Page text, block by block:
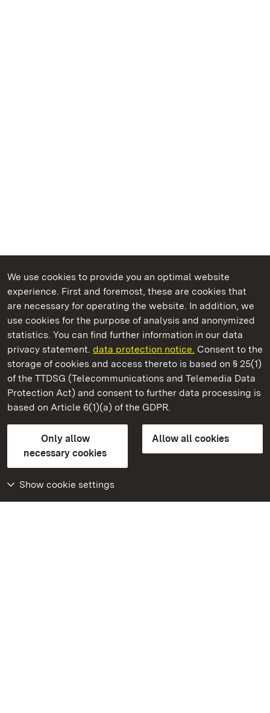
We use cookies to provide you an optimal website
experience. First and foremost, these are cookies that
are necessary for operating the website. In addition, we
use cookies for the purpose of analysis and anonymized
statistics. You can find further information in our data
privacy statement. data protection notice. Consent to the
storage of cookies and access thereto is based on § 25(1)
of the TTDSG (Telecommunications and Telemedia Data
Protection Act) and consent to further data processing is
based on Article 6(1)(a) of the GDPR.
Only allow
necessary cookies
Allow all cookies
Show cookie settings
State Palaces and Gardens of Baden-Wuerttemberg
Staatliche Schlösser und Gärten Baden‑Württemberg
State Palaces and Gardens of Baden-Wuerttemberg
Contact usFAQMasthead
Declaration on barrier-free access
BITV-konform (geprüfte Seiten)